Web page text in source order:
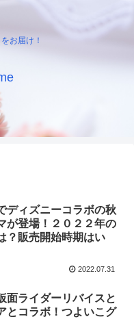
お届け！
ディズニーコラボの秋
が登場！２０２２年の
？販売開始時期はい
2022.07.31
面ライダーリバイスと
とコラボ！つよいこグ